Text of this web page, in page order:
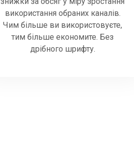
використання обраних каналів.
Чим більше ви використовуєте,
тим більше економите. Без
дрібного шрифту.